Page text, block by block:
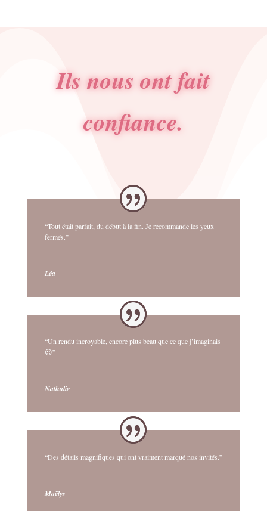
Ils nous ont fait
confiance.
“Tout était parfait, du début à la fin. Je recommande les yeux
fermés.”
Léa
“Un rendu incroyable, encore plus beau que ce que j’imaginais
😍”
Nathalie
“Des détails magnifiques qui ont vraiment marqué nos invités.”
Maëlys